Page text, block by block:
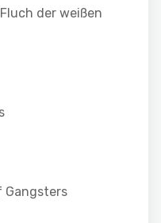
der weißen
Gangsters